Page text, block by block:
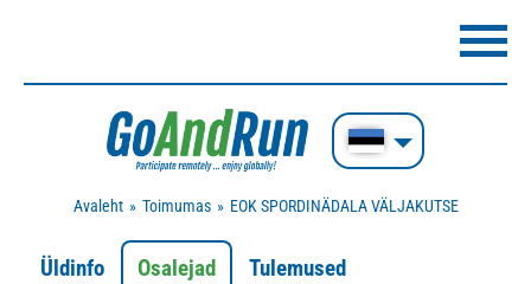
Avaleht Toimumas EOK SPORDINÄDALA VÄLJAKUTSE
Üldinfo Osalejad Tulemused